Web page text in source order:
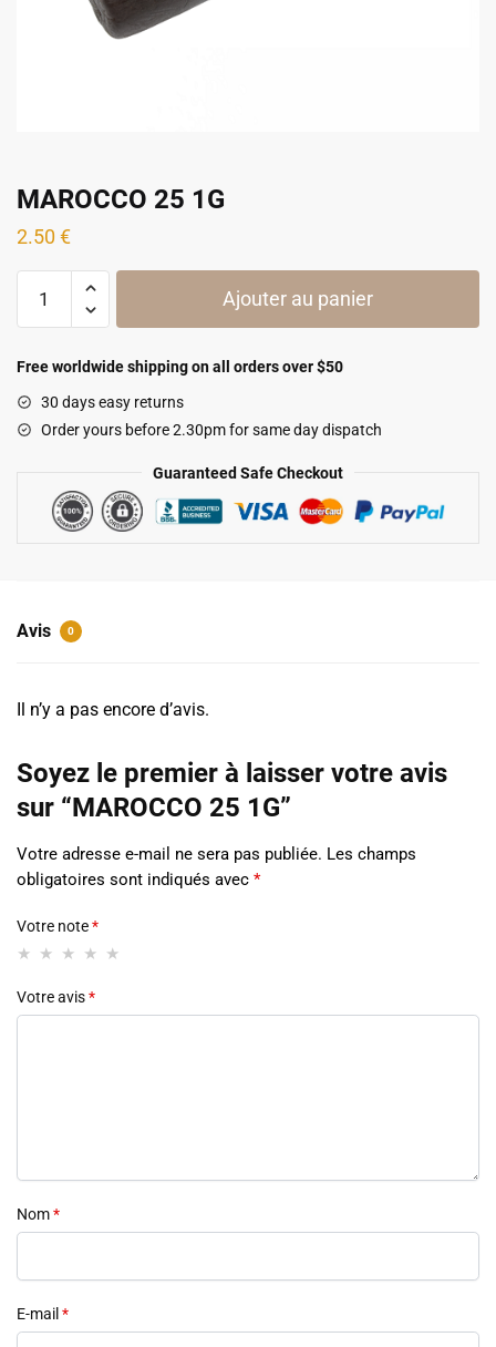
MAROCCO 25 1G
2.50 €
25
Ajouter au panier
Free worldwide shipping on all orders over $50
30 days easy returns
Order yours before 2.30pm for same day dispatch
Guaranteed Safe Checkout
Avis 0
Il n’y a pas encore d’avis.
Soyez le premier à laisser votre avis
sur “MAROCCO 25 1G”
Votre adresse e-mail ne sera pas publiée. Les champs
obligatoires sont indiqués avec *
Votre note*
Votre avis*
Nom*
E-mail *